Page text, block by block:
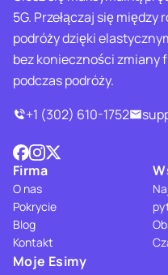
5G. Przełączaj się
podróży dzięki
bez konieczności zmiany
podczas podróży.
+1 (302) 610-1752
Firma
O nas
Pokrycie
Blog
Kontakt
Moje Esimy